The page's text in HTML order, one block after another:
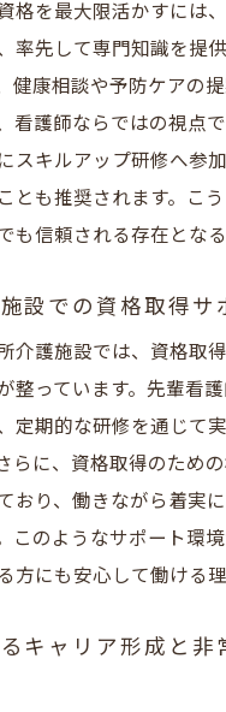
格を最大限活かすには
率先して専門知識を提
健康相談や予防ケアの
看護師ならではの視点で
スキルアップ研修へ参
とも推奨されます。こ
も信頼される存在となる
設での資格取得サ
介護施設では、資格取
整っています。先輩看
定期的な研修を通じて
らに、資格取得のため
おり、働きながら着実
このようなサポート環
方にも安心して働ける理
キャリア形成と非